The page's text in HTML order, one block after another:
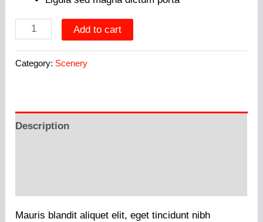
Mount
Victoire
Add to cart
Category: Scenery
Description
Mauris blandit aliquet elit, eget tincidunt nibh